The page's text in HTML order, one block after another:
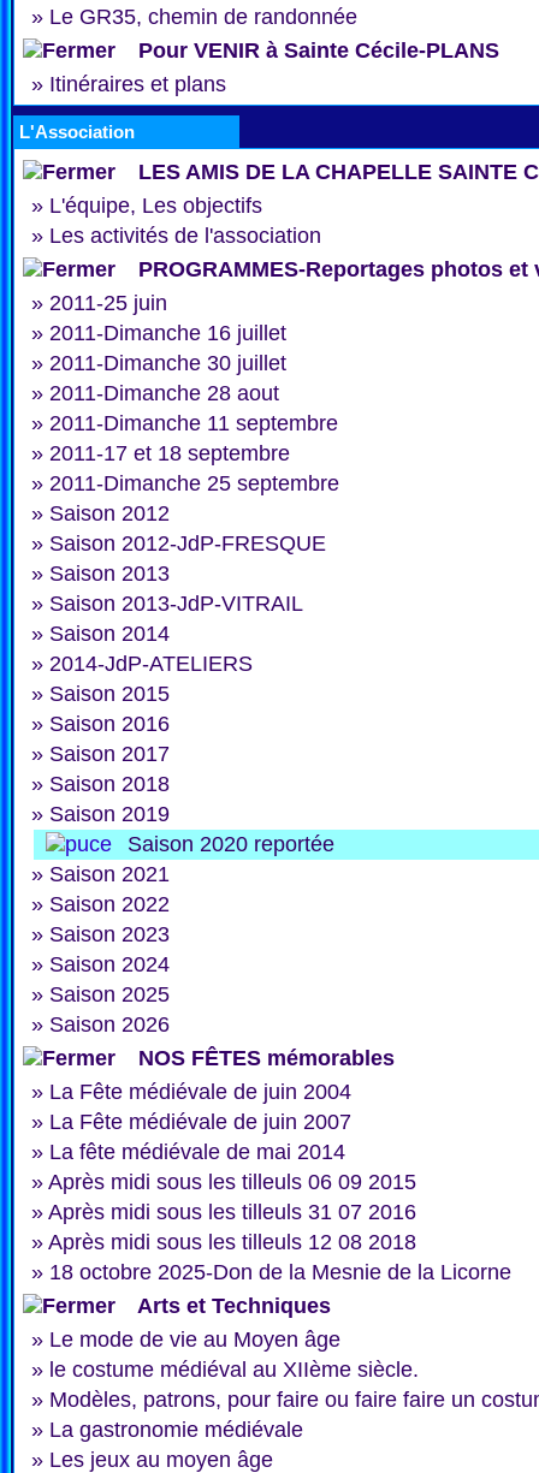
» Le GR35, chemin de randonnée
Pour VENIR à Sainte Cécile-PLANS
» Itinéraires et plans
L'Association
LES AMIS DE LA CHAPELLE SAINTE
» L'équipe, Les objectifs
» Les activités de l'association
PROGRAMMES-Reportages photos et
» 2011-25 juin
» 2011-Dimanche 16 juillet
» 2011-Dimanche 30 juillet
» 2011-Dimanche 28 aout
» 2011-Dimanche 11 septembre
» 2011-17 et 18 septembre
» 2011-Dimanche 25 septembre
» Saison 2012
» Saison 2012-JdP-FRESQUE
» Saison 2013
» Saison 2013-JdP-VITRAIL
» Saison 2014
» 2014-JdP-ATELIERS
» Saison 2015
» Saison 2016
» Saison 2017
» Saison 2018
» Saison 2019
Saison 2020 reportée
» Saison 2021
» Saison 2022
» Saison 2023
» Saison 2024
» Saison 2025
» Saison 2026
NOS FÊTES mémorables
» La Fête médiévale de juin 2004
» La Fête médiévale de juin 2007
» La fête médiévale de mai 2014
» Après midi sous les tilleuls 06 09 2015
» Après midi sous les tilleuls 31 07 2016
» Après midi sous les tilleuls 12 08 2018
» 18 octobre 2025-Don de la Mesnie de la Licorne
Arts et Techniques
» Le mode de vie au Moyen âge
» le costume médiéval au XIIème siècle.
» Modèles, patrons, pour faire ou faire faire un
» La gastronomie médiévale
» Les jeux au moyen âge